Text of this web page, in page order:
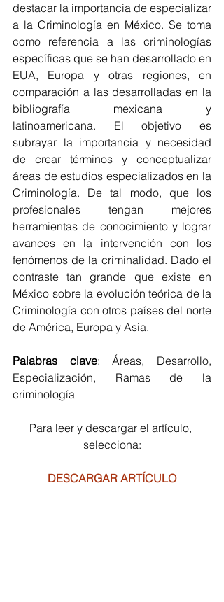
destacar la importancia de especializar
a la Criminología en México. Se toma
como referencia a las criminologías
específicas que se han desarrollado en
EUA, Europa y otras regiones, en
comparación a las desarrolladas en la
bibliografía mexicana y
latinoamericana. El objetivo es
subrayar la importancia y necesidad
de crear términos y conceptualizar
áreas de estudios especializados en la
Criminología. De tal modo, que los
profesionales tengan mejores
herramientas de conocimiento y lograr
avances en la intervención con los
fenómenos de la criminalidad. Dado el
contraste tan grande que existe en
México sobre la evolución teórica de la
Criminología con otros países del norte
de América, Europa y Asia.
Palabras clave: Áreas, Desarrollo,
Especialización, Ramas de la
criminología
Para leer y descargar el artículo,
selecciona:
DESCARGAR ARTÍCULO